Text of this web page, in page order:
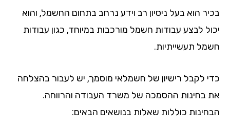
הוא בעל ניסיון רב וידע נרחב בתחום החשמל, והוא
לבצע עבודות חשמל מורכבות במיוחד, כגון עבודות
תעשייתיות.
לקבל רישיון של חשמלאי מוסמך, יש לעבור בהצלחה
בחינות ההסמכה של משרד העבודה והרווחה.
כוללות שאלות בנושאים הבאים: